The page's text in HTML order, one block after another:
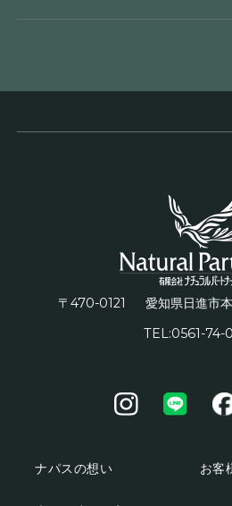
〒470-0121 愛知県日進市
TEL:0561-74-
ナパスの想い お客